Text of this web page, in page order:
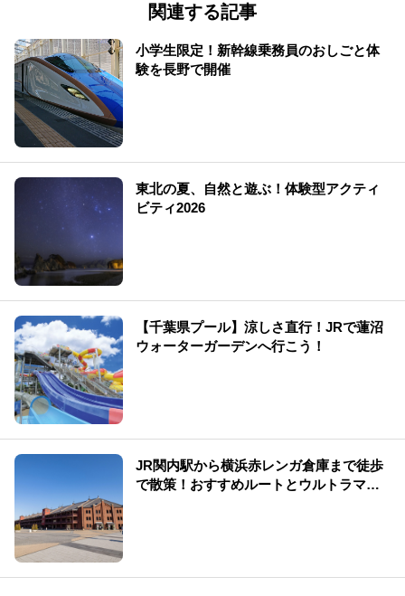
関連する記事
小学生限定！新幹線乗務員のおしごと体
験を長野で開催
東北の夏、自然と遊ぶ！体験型アクティ
ビティ2026
【千葉県プール】涼しさ直行！JRで蓮沼
ウォーターガーデンへ行こう！
JR関内駅から横浜赤レンガ倉庫まで徒歩
で散策！おすすめルートとウルトラマン